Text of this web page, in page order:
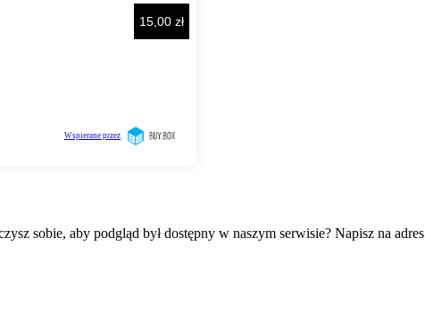
sobie, aby podgląd był dostępny w naszym serwisie? Napisz na adres